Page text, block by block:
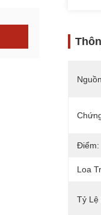
Điểm:
Loa
Tỷ Lệ